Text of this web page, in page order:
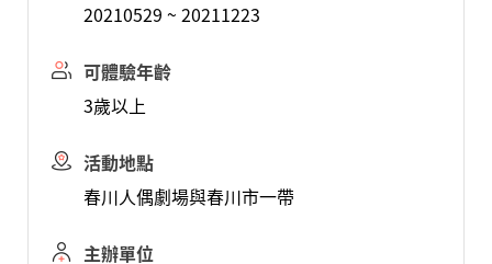
20210529 ~ 20211223
可體驗年齡
3歲以上
活動地點
春川人偶劇場與春川市一帶
主辦單位